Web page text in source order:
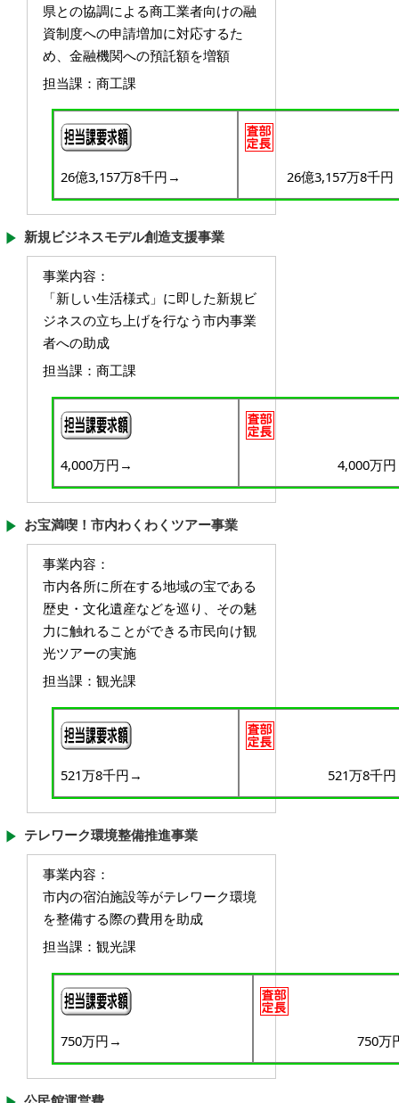
県との協調による商工業者向けの融
資制度への申請増加に対応するた
め、金融機関への預託額を増額
担当課 ：商工課
26億3,157万8千円 → 26億3,157万8千円
新規ビジネスモデル創造支援事業
事業内容 ：
「新しい生活様式」に即した新規ビ
ジネスの立ち上げを行なう市内事業
者への助成
担当課 ：商工課
4,000万円 → 4,000万円
お宝満喫！市内わくわくツアー事業
事業内容：
市内各所に所在する地域の宝である
歴史・文化遺産などを巡り、その魅
力に触れることができる市民向け観
光ツアーの実施
担当課 ：観光課
521万8千円 → 521万8千円
テレワーク環境整備推進事業
事業内容 ：
市内の宿泊施設等がテレワーク環境
を整備する際の費用を助成
担当課 ：観光課
750万円 → 750万